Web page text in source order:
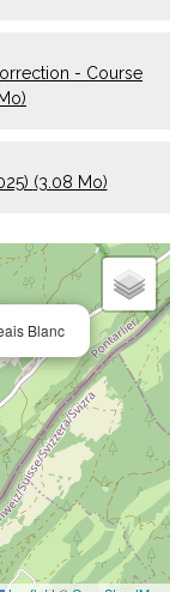
- Course
(3.08 Mo)
Blanc